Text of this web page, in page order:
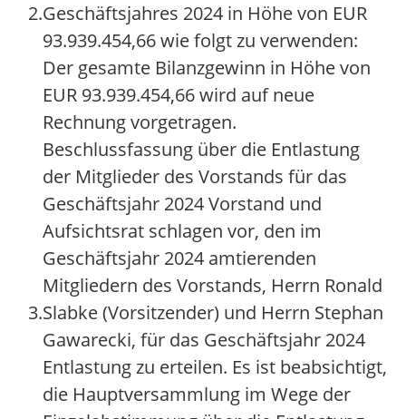
2.Geschäftsjahres 2024 in Höhe von EUR
93.939.454,66 wie folgt zu verwenden:
Der gesamte Bilanzgewinn in Höhe von
EUR 93.939.454,66 wird auf neue
Rechnung vorgetragen.
3.
Beschlussfassung über die Entlastung
der Mitglieder des Vorstands für das
Geschäftsjahr 2024 Vorstand und
Aufsichtsrat schlagen vor, den im
Geschäftsjahr 2024 amtierenden
Mitgliedern des Vorstands, Herrn Ronald
Slabke (Vorsitzender) und Herrn Stephan
Gawarecki, für das Geschäftsjahr 2024
Entlastung zu erteilen. Es ist beabsichtigt,
die Hauptversammlung im Wege der